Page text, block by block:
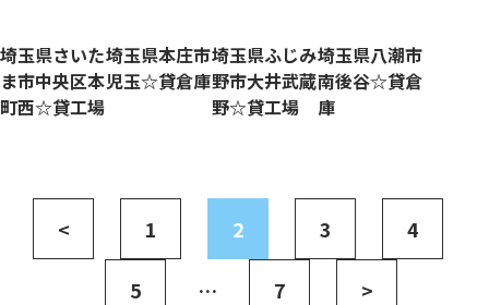
埼玉県さいた
ま市中央区本
町西☆貸工場
埼玉県本庄市
児玉☆貸倉庫
埼玉県ふじみ
野市大井武蔵
野☆貸工場
埼玉県八潮市
南後谷☆貸倉
庫
< 1 2 3 4
5 … 7 >